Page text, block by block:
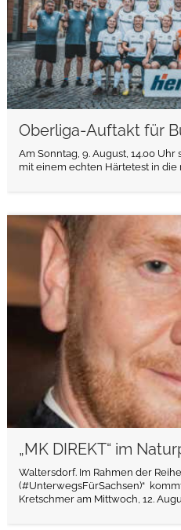
Oberliga-Auftakt für
Am Sonntag, 9. August, 14.00 Uhr
mit einem echten Härtetest in die
„MK DIREKT“ im
Waltersdorf. Im Rahmen der Reihe
(#UnterwegsFürSachsen)“
Kretschmer am Mittwoch, 12.